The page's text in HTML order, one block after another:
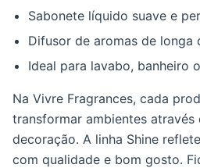
Sabonete líquido suave e
Difusor de aromas de longa
Ideal para lavabo, banheiro
Na Vivre Fragrances, cada
transformar ambientes
decoração. A linha Shine
com qualidade e bom gosto.